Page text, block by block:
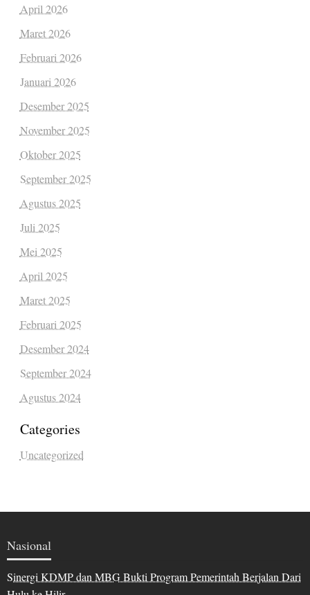
April 2026
Maret 2026
Februari 2026
Januari 2026
Desember 2025
November 2025
Oktober 2025
September 2025
Agustus 2025
Juli 2025
Mei 2025
April 2025
Maret 2025
Februari 2025
Desember 2024
September 2024
Agustus 2024
Categories
Uncategorized
Nasional
Sinergi KDMP dan MBG Bukti Program Pemerintah Berjalan Dari